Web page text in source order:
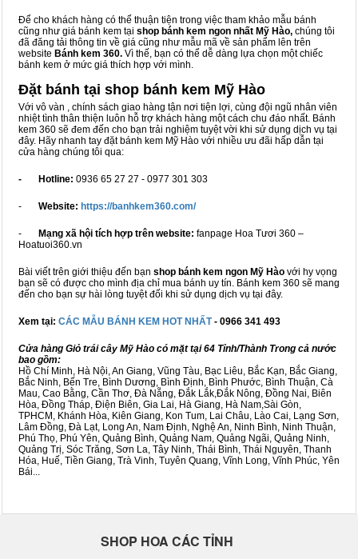
Để cho khách hàng có thể thuận tiện trong việc tham khảo mẫu bánh
cũng như giá bánh kem tại shop bánh kem ngon nhất Mỹ Hào, chúng tôi
đã đăng tải thông tin về giá cũng như mẫu mã về sản phẩm lên trên
website Bánh kem 360. Vì thế, bạn có thể dễ dàng lựa chọn một chiếc
bánh kem ở mức giá thích hợp với mình.
Đặt bánh tại shop bánh kem Mỹ Hào
Với vô vàn , chính sách giao hàng tận nơi tiện lợi, cùng đội ngũ nhân viên
nhiệt tình thân thiện luôn hỗ trợ khách hàng một cách chu đáo nhất. Bánh
kem 360 sẽ đem đến cho bạn trải nghiệm tuyệt vời khi sử dụng dịch vụ tại
đây. Hãy nhanh tay đặt bánh kem Mỹ Hào với nhiều ưu đãi hấp dẫn tại
cửa hàng chúng tôi qua:
- Hotline: 0936 65 27 27 - 0977 301 303
- Website: https://banhkem360.com/
- Mạng xã hội tích hợp trên website: fanpage Hoa Tươi 360 –
Hoatuoi360.vn
Bài viết trên giới thiệu đến bạn shop bánh kem ngon Mỹ Hào với hy vọng
bạn sẽ có được cho mình địa chỉ mua bánh uy tín. Bánh kem 360 sẽ mang
đến cho bạn sự hài lòng tuyệt đối khi sử dụng dịch vụ tại đây.
Xem tại: CÁC MẪU BÁNH KEM HOT NHẤT- 0966 341 493
Cửa hàng Giỏ trái cây Mỹ Hào có mặt tại 64 Tỉnh/Thành Trong cả nước
bao gồm:
Hồ Chí Minh, Hà Nội, An Giang, Vũng Tàu, Bạc Liêu, Bắc Kạn, Bắc Giang,
Bắc Ninh, Bến Tre, Bình Dương, Bình Định, Bình Phước, Bình Thuận, Cà
Mau, Cao Bằng, Cần Thơ, Đà Nẵng, Đắk Lắk,Đắk Nông, Đồng Nai, Biên
Hòa, Đồng Tháp, Điện Biên, Gia Lai, Hà Giang, Hà Nam,Sài Gòn,
TPHCM, Khánh Hòa, Kiên Giang, Kon Tum, Lai Châu, Lào Cai, Lạng Sơn,
Lâm Đồng, Đà Lạt, Long An, Nam Định, Nghệ An, Ninh Bình, Ninh Thuận,
Phú Thọ, Phú Yên, Quảng Bình, Quảng Nam, Quảng Ngãi, Quảng Ninh,
Quảng Trị, Sóc Trăng, Sơn La, Tây Ninh, Thái Bình, Thái Nguyên, Thanh
Hóa, Huế, Tiền Giang, Trà Vinh, Tuyên Quang, Vĩnh Long, Vĩnh Phúc, Yên
Bái...
SHOP HOA CÁC TỈNH